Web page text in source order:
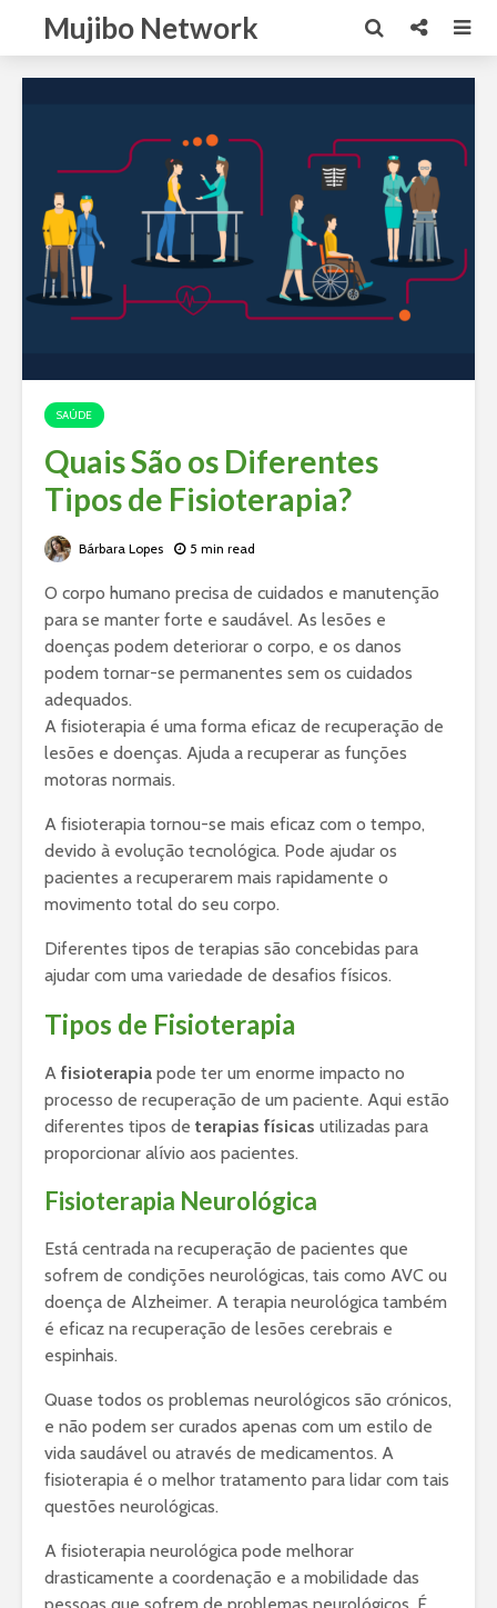
Mujibo Network
SAÚDE
Quais São os Diferentes
Tipos de Fisioterapia?
Bárbara Lopes 5 min read
O corpo humano precisa de cuidados e manutenção
para se manter forte e saudável. As lesões e
doenças podem deteriorar o corpo, e os danos
podem tornar-se permanentes sem os cuidados
adequados.
A fisioterapia é uma forma eficaz de recuperação de
lesões e doenças. Ajuda a recuperar as funções
motoras normais.
A fisioterapia tornou-se mais eficaz com o tempo,
devido à evolução tecnológica. Pode ajudar os
pacientes a recuperarem mais rapidamente o
movimento total do seu corpo.
Diferentes tipos de terapias são concebidas para
ajudar com uma variedade de desafios físicos.
Tipos de Fisioterapia
A fisioterapia pode ter um enorme impacto no
processo de recuperação de um paciente. Aqui estão
diferentes tipos de terapias físicas utilizadas para
proporcionar alívio aos pacientes.
Fisioterapia Neurológica
Está centrada na recuperação de pacientes que
sofrem de condições neurológicas, tais como AVC ou
doença de Alzheimer. A terapia neurológica também
é eficaz na recuperação de lesões cerebrais e
espinhais.
Quase todos os problemas neurológicos são crónicos,
e não podem ser curados apenas com um estilo de
vida saudável ou através de medicamentos. A
fisioterapia é o melhor tratamento para lidar com tais
questões neurológicas.
A fisioterapia neurológica pode melhorar
drasticamente a coordenação e a mobilidade das